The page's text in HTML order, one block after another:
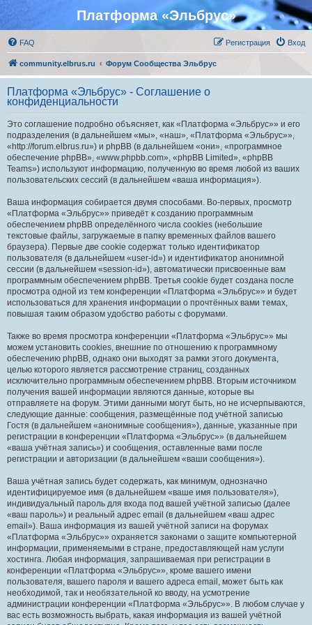
Платформа «Эльбрус»
FAQ Вход
Регистрация
community.elbrus.ru Форум Сообщества Эльбрус
Платформа «Эльбрус» - Соглашение о
конфиденциальности
Это соглашение подробно объясняет, как «Платформа «Эльбрус»» и его
подразделения (в дальнейшем «мы», «наш», «Платформа «Эльбрус»»,
«http://forum.elbrus.ru») и phpBB (в дальнейшем «они», «программное
обеспечение phpBB», «www.phpbb.com», «phpBB Limited», «phpBB
Teams») используют информацию, полученную во время любой из ваших
пользовательских сессий (в дальнейшем «ваша информация»).
Ваша информация собирается двумя способами. Во-первых, просмотр
«Платформа «Эльбрус»» приведёт к созданию программным
обеспечением phpBB определённого числа cookies (небольшие
текстовые файлы, загружаемые в папку временных файлов вашего
браузера). Первые две cookie содержат только идентификатор
пользователя (в дальнейшем «user-id») и идентификатор анонимной
сессии (в дальнейшем «session-id»), автоматически присвоенные вам
программным обеспечением phpBB. Третья cookie будет создана после
просмотра одной из тем конференции «Платформа «Эльбрус»» и будет
использоваться для хранения информации о прочтённых вами темах,
повышая таким образом удобство работы с форумами.
Также во время просмотра конференции «Платформа «Эльбрус»» мы
можем установить cookies, внешние по отношению к программному
обеспечению phpBB, однако они выходят за рамки этого документа,
целью которого является рассмотрение страниц, созданных
исключительно программным обеспечением phpBB. Вторым источником
получения вашей информации являются данные, которые вы
отправляете на форум. Этими данными могут быть, но не исчерпываются,
следующие данные: сообщения, размещённые под учётной записью
Гостя (в дальнейшем «анонимные сообщения»), данные, указанные при
регистрации в конференции «Платформа «Эльбрус»» (в дальнейшем
«ваша учётная запись») и сообщения, оставленные вами после
регистрации и авторизации (в дальнейшем «ваши сообщения»).
Ваша учётная запись будет содержать, как минимум, однозначно
идентифицируемое имя (в дальнейшем «ваше имя пользователя»),
индивидуальный пароль для входа под вашей учётной записью (далее
«ваш пароль») и реальный адрес email (в дальнейшем «ваш адрес
email»). Ваша информация из вашей учётной записи на форумах
«Платформа «Эльбрус»» охраняется законами о защите компьютерной
информации, применяемыми в стране, предоставляющей нам услуги
хостинга. Любая информация, запрашиваемая при регистрации в
конференции «Платформа «Эльбрус»», кроме вашего имени
пользователя, вашего пароля и вашего адреса email, может быть как
необходимой, так и необязательной ко вводу, на усмотрение
администрации конференции «Платформа «Эльбрус»». В любом случае у
вас есть возможность выбрать, какая информация из вашей учётной